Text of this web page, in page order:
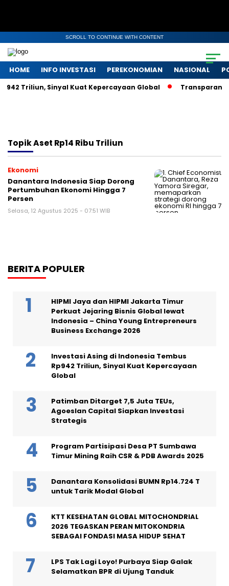
SCROLL TO CONTINUE WITH CONTENT
HOME INFO INVESTASI PEREKONOMIAN NASIONAL
Triliun, Sinyal Kuat Kepercayaan Global Transparansi
TopikAset Rp14 Ribu Triliun
Ekonomi
Danantara Indonesia Siap Dorong
Pertumbuhan Ekonomi Hingga 7
Persen
Selasa, 12 Agustus 2025 - 07:51 WIB
BERITA POPULER
HIPMI Jaya dan HIPMI Jakarta Timur
Perkuat Jejaring Bisnis Global lewat
Indonesia – China Young Entrepreneurs
Business Exchange 2026
Investasi Asing di Indonesia Tembus
Rp942 Triliun, Sinyal Kuat Kepercayaan
Global
Patimban Ditarget 7,5 Juta TEUs,
Agoeslan Capital Siapkan Investasi
Strategis
Program Partisipasi Desa PT Sumbawa
Timur Mining Raih CSR & PDB Awards 2025
Danantara Konsolidasi BUMN Rp14.724 T
untuk Tarik Modal Global
KTT KESEHATAN GLOBAL MITOCHONDRIAL
2026 TEGASKAN PERAN MITOKONDRIA
SEBAGAI FONDASI MASA HIDUP SEHAT
LPS Tak Lagi Loyo! Purbaya Siap Galak
Selamatkan BPR di Ujung Tanduk